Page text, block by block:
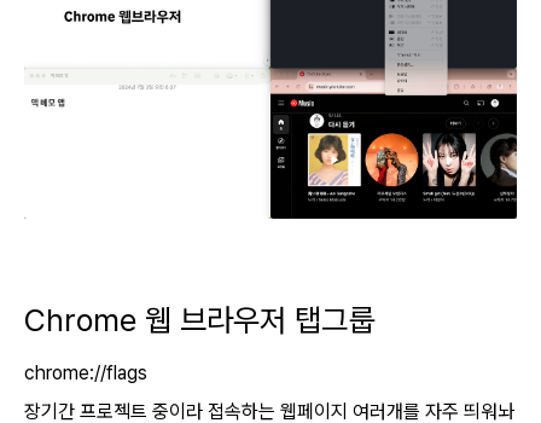
Chrome 웹 브라우저 탭그룹
chrome://flags
장기간 프로젝트 중이라 접속하는 웹페이지 여러개를 자주 띄워놔